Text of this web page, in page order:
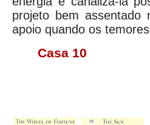
projeto bem
apoio quando os
Casa 10